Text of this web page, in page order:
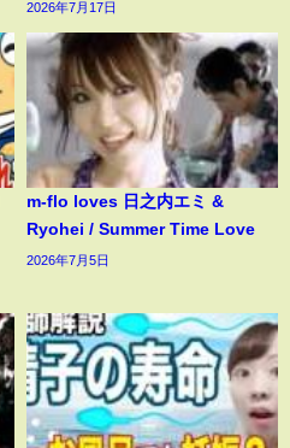
2026年7月17日
m-flo loves 日之内エミ &
Ryohei / Summer Time Love
2026年7月5日